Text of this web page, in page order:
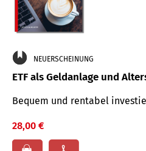
NEUERSCHEINUNG
ETF als Geldanlage und
Bequem und rentabel
28,00 €